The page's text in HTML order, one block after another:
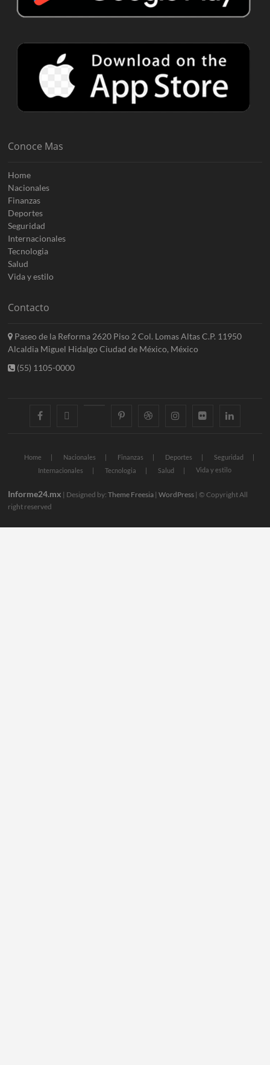
Conoce Mas
Home
Nacionales
Finanzas
Deportes
Seguridad
Internacionales
Tecnologia
Salud
Vida y estilo
Contacto
Paseo de la Reforma 2620 Piso 2 Col. Lomas Altas C.P. 11950
Alcaldia Miguel Hidalgo Ciudad de México, México
(55) 1105-0000
facebook googlepluspinterestdribbble instagramflickr linkedin
Home Nacionales Finanzas Deportes
Seguridad
Internacionales
Tecnologia Salud Vida y estilo
Informe24.mx | Designed by:Theme Freesia |WordPress | © Copyright All
right reserved